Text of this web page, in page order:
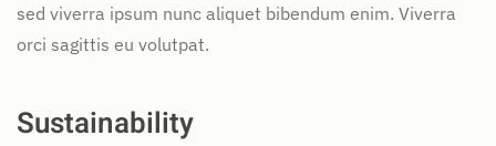
sed viverra ipsum nunc aliquet bibendum enim. Viverra
orci sagittis eu volutpat.
Sustainability